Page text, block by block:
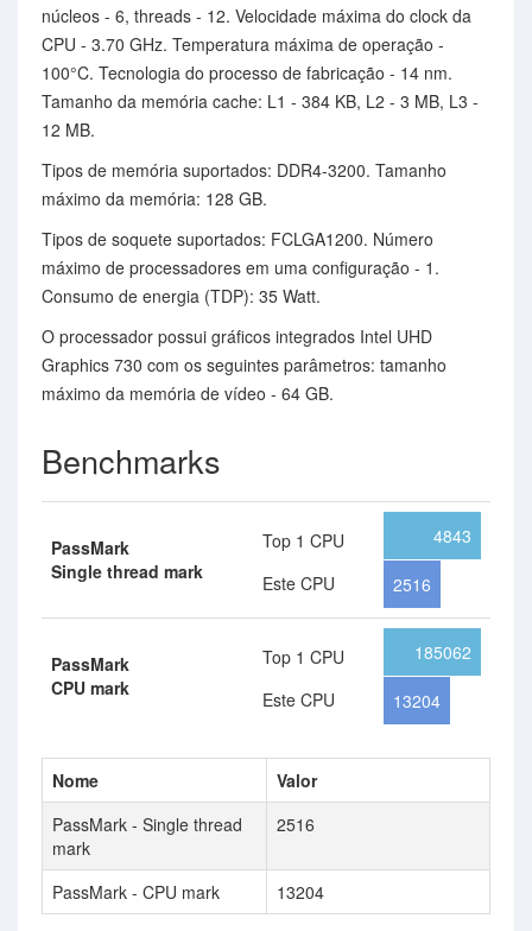
núcleos - 6, threads - 12. Velocidade máxima do clock da
CPU - 3.70 GHz. Temperatura máxima de operação -
100°C. Tecnologia do processo de fabricação - 14 nm.
Tamanho da memória cache: L1 - 384 KB, L2 - 3 MB, L3 -
12 MB.
Tipos de memória suportados: DDR4-3200. Tamanho
máximo da memória: 128 GB.
Tipos de soquete suportados: FCLGA1200. Número
máximo de processadores em uma configuração - 1.
Consumo de energia (TDP): 35 Watt.
O processador possui gráficos integrados Intel UHD
Graphics 730 com os seguintes parâmetros: tamanho
máximo da memória de vídeo - 64 GB.
Benchmarks
PassMark
Single thread mark
Top 1 CPU
Este CPU
4843
2516
PassMark
CPU mark
Top 1 CPU
Este CPU
185062
13204
Nome
Valor
PassMark - Single thread
mark
2516
PassMark - CPU mark 13204